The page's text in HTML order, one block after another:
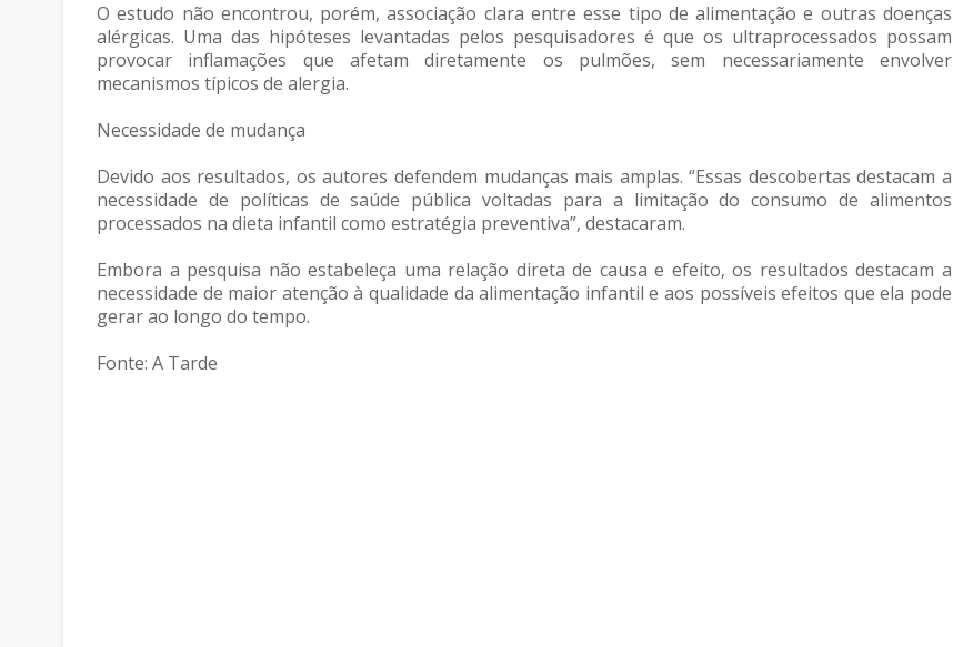
O estudo não encontrou, porém, associação clara entre esse tipo de alimentação e outras doenças
alérgicas. Uma das hipóteses levantadas pelos pesquisadores é que os ultraprocessados possam
provocar inflamações que afetam diretamente os pulmões, sem necessariamente envolver
mecanismos típicos de alergia.
Necessidade de mudança
Devido aos resultados, os autores defendem mudanças mais amplas. “Essas descobertas destacam a
necessidade de políticas de saúde pública voltadas para a limitação do consumo de alimentos
processados na dieta infantil como estratégia preventiva”, destacaram.
Embora a pesquisa não estabeleça uma relação direta de causa e efeito, os resultados destacam a
necessidade de maior atenção à qualidade da alimentação infantil e aos possíveis efeitos que ela pode
gerar ao longo do tempo.
Fonte: A Tarde